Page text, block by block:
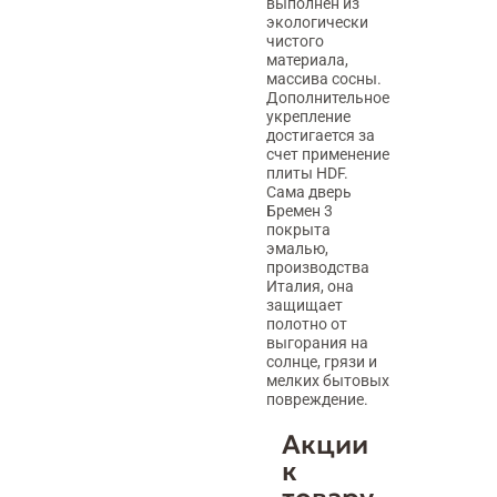
экологически
чистого
материала,
массива сосны.
Дополнительное
укрепление
достигается за
счет применение
плиты HDF.
Сама дверь
Бремен 3
покрыта
эмалью,
производства
Италия, она
защищает
полотно от
выгорания на
солнце, грязи и
мелких бытовых
повреждение.
Акции
к